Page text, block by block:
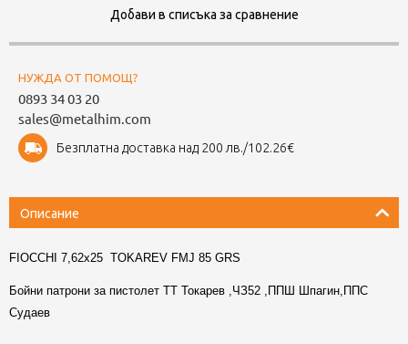
Добави в списъка за сравнение
НУЖДА ОТ ПОМОЩ?
0893 34 03 20
sales@metalhim.com
Безплатна доставка над 200 лв./102.26€
Описание
FIOCCHI 7,62x25 TOKAREV FMJ 85 GRS
Бойни патрони за пистолет ТТ Токарев ,ЧЗ52 ,ППШ Шпагин,ППС
Судаев